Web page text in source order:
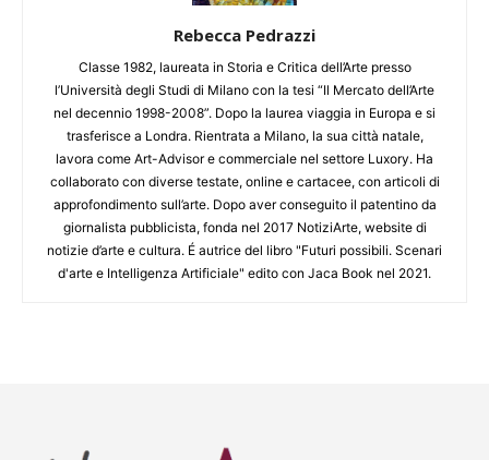
Rebecca Pedrazzi
Classe 1982, laureata in Storia e Critica dell’Arte presso
l’Università degli Studi di Milano con la tesi “Il Mercato dell’Arte
nel decennio 1998-2008”. Dopo la laurea viaggia in Europa e si
trasferisce a Londra. Rientrata a Milano, la sua città natale,
lavora come Art-Advisor e commerciale nel settore Luxory. Ha
collaborato con diverse testate, online e cartacee, con articoli di
approfondimento sull’arte. Dopo aver conseguito il patentino da
giornalista pubblicista, fonda nel 2017 NotiziArte, website di
notizie d’arte e cultura. É autrice del libro "Futuri possibili. Scenari
d'arte e Intelligenza Artificiale" edito con Jaca Book nel 2021.